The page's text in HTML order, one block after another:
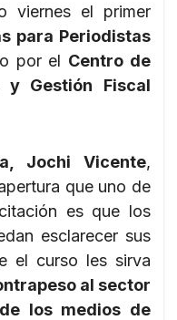
viernes el primer
para Periodistas
por el Centro de
y Gestión Fiscal
Jochi Vicente,
que uno de
es que los
esclarecer sus
el curso les sirva
al sector
los medios de